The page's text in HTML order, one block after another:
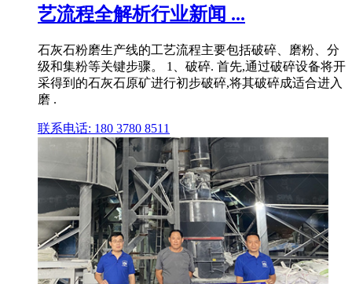
艺流程全解析行业新闻 ...
石灰石粉磨生产线的工艺流程主要包括破碎、磨粉、分
级和集粉等关键步骤。 1、破碎. 首先,通过破碎设备将开
采得到的石灰石原矿进行初步破碎,将其破碎成适合进入
磨 .
联系电话: 180 3780 8511